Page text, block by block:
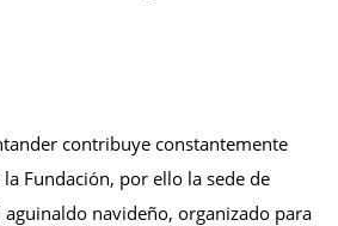
contribuye constantemente
Fundación, por ello la sede de
navideño, organizado para